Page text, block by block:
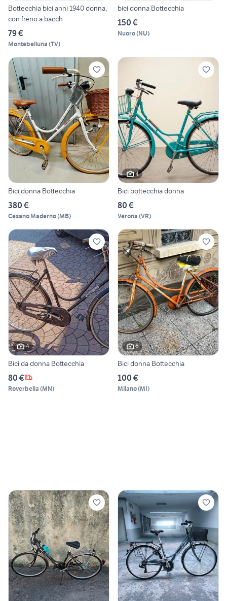
Bottecchia bici anni 1940 donna,
con freno a bacch
79 €
Montebelluna (TV)
bici donna Bottecchia
150 €
Nuoro(NU)
Bici donna Bottecchia
380 €
Cesano Maderno(MB)
4
Bici bottecchia donna
80 €
Verona (VR)
4
Bici da donna Bottecchia
80 €
Roverbella (MN)
6
Bici donna Bottecchia
100 €
Milano(MI)